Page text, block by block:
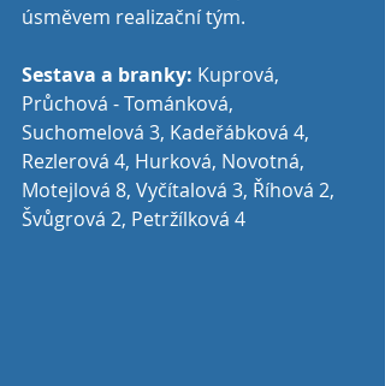
úsměvem realizační tým.
Sestava a branky: Kuprová,
Průchová - Tománková,
Suchomelová 3, Kadeřábková 4,
Rezlerová 4, Hurková, Novotná,
Motejlová 8, Vyčítalová 3, Říhová 2,
Švůgrová 2, Petržílková 4